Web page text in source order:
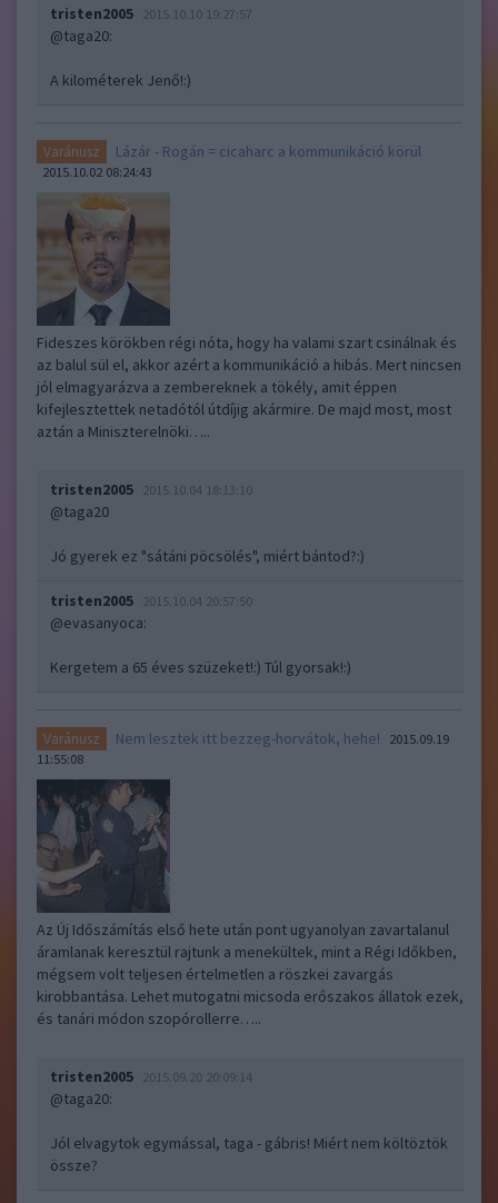
tristen2005 2015.10.10 19:27:57
@taga20:
A kilométerek Jenő!:)
Varánusz Lázár - Rogán = cicaharc a kommunikáció körül
2015.10.02 08:24:43
Fideszes körökben régi nóta, hogy ha valami szart csinálnak és
az balul sül el, akkor azért a kommunikáció a hibás. Mert nincsen
jól elmagyarázva a zembereknek a tökély, amit éppen
kifejlesztettek netadótól útdíjig akármire. De majd most, most
aztán a Miniszterelnöki…..
tristen2005 2015.10.04 18:13:10
@taga20
Jó gyerek ez "sátáni pöcsölés", miért bántod?:)
tristen2005 2015.10.04 20:57:50
@evasanyoca:
Kergetem a 65 éves szüzeket!:) Túl gyorsak!:)
Varánusz Nem lesztek itt bezzeg-horvátok, hehe!
2015.09.19
11:55:08
Az Új Időszámítás első hete után pont ugyanolyan zavartalanul
áramlanak keresztül rajtunk a menekültek, mint a Régi Időkben,
mégsem volt teljesen értelmetlen a röszkei zavargás
kirobbantása. Lehet mutogatni micsoda erőszakos állatok ezek,
és tanári módon szopórollerre…..
tristen2005 2015.09.20 20:09:14
@taga20:
Jól elvagytok egymással, taga - gábris! Miért nem költöztök
össze?